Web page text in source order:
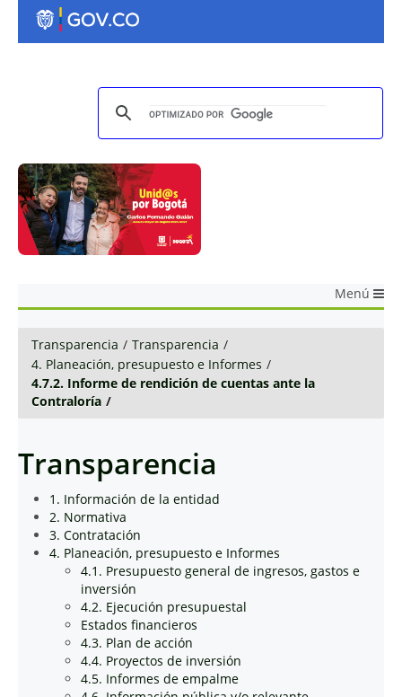
Menú
Transparencia / Transparencia /
4. Planeación, presupuesto e Informes /
4.7.2. Informe de rendición de cuentas ante la
Contraloría /
Transparencia
1. Información de la entidad
2. Normativa
3. Contratación
4. Planeación, presupuesto e Informes
4.1. Presupuesto general de ingresos, gastos e
inversión
4.2. Ejecución presupuestal
Estados financieros
4.3. Plan de acción
4.4. Proyectos de inversión
4.5. Informes de empalme